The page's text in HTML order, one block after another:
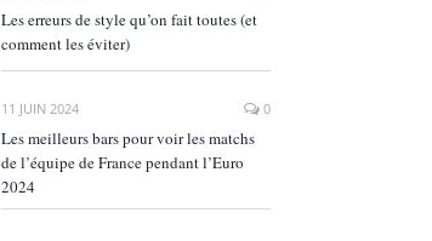
Les erreurs de style qu’on fait toutes (et
comment les éviter)
11 JUIN 2024 0
Les meilleurs bars pour voir les matchs
de l’équipe de France pendant l’Euro
2024